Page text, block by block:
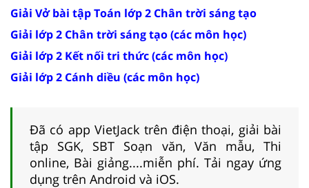
Giải Vở bài tập Toán lớp 2 Chân trời sáng tạo
Giải lớp 2 Chân trời sáng tạo (các môn học)
Giải lớp 2 Kết nối tri thức (các môn học)
Giải lớp 2 Cánh diều (các môn học)
Đã có app VietJack trên điện thoại, giải bài
tập SGK, SBT Soạn văn, Văn mẫu, Thi
online, Bài giảng....miễn phí. Tải ngay ứng
dụng trên Android và iOS.